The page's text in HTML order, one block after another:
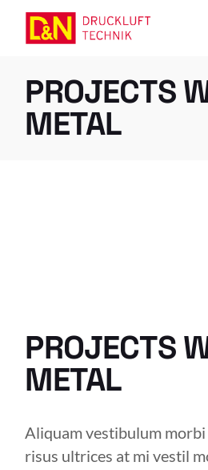
Skip
PROJECTS
METAL
PROJECTS
METAL
Aliquam vestibulum
risus ultrices at mi vestil